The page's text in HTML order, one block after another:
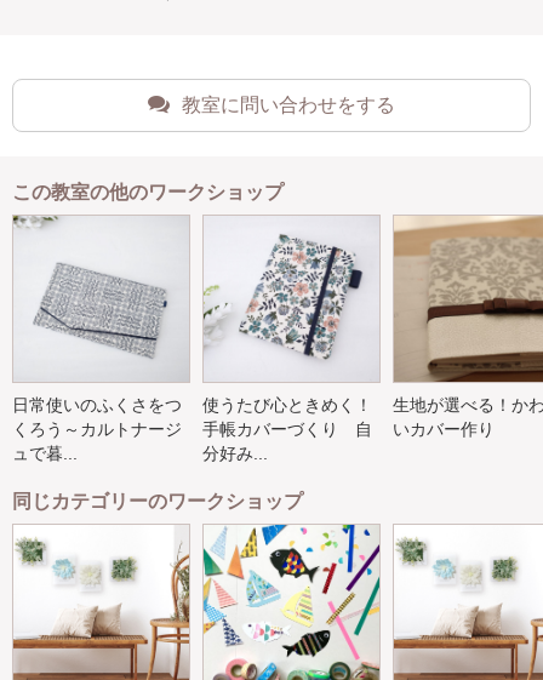
教室に問い合わせをする
この教室の他のワークショップ
日常使いのふくさをつ
くろう～カルトナージ
ュで暮...
使うたび心ときめく！
手帳カバーづくり 自
分好み...
生地が選べる！か
いカバー作り
同じカテゴリーのワークショップ